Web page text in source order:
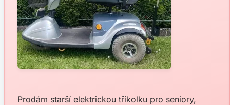
Prodám starší elektrickou tříkolku pro seniory,